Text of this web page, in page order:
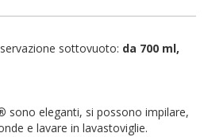
sottovuoto: da 700 ml,
sono eleganti, si possono impilare,
e lavare in lavastoviglie.